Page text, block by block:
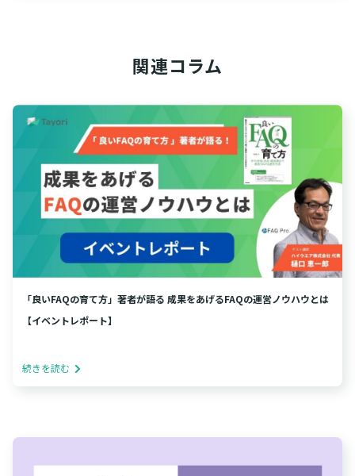
関連コラム
「良いFAQの育て方」著者が語る 成果をあげるFAQの運営ノウハウとは
【イベントレポート】
続きを読む